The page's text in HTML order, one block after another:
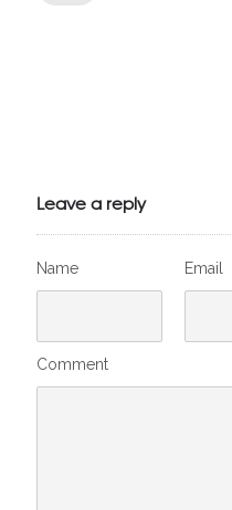
Leave a reply
Name Email
Comment